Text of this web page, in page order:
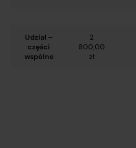
Udział –
części
wspólne
2
800,00
zł